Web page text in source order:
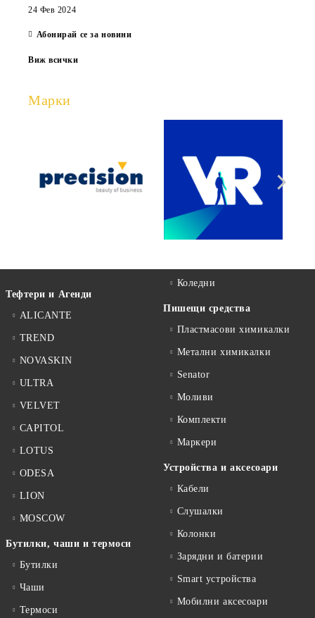
24 Фев 2024
Абонирай се за новини
Виж всички
Марки
Тефтери и Агенди
ALICANTE
TREND
NOVASKIN
ULTRA
VELVET
CAPITOL
LOTUS
ODESA
LION
MOSCOW
Бутилки, чаши и термоси
Бутилки
Чаши
Термоси
Коледни
Пишещи средства
Пластмасови химикалки
Метални химикалки
Senator
Моливи
Комплекти
Маркери
Устройства и аксесоари
Кабели
Слушалки
Колонки
Зарядни и батерии
Smart устройства
Мобилни аксесоари